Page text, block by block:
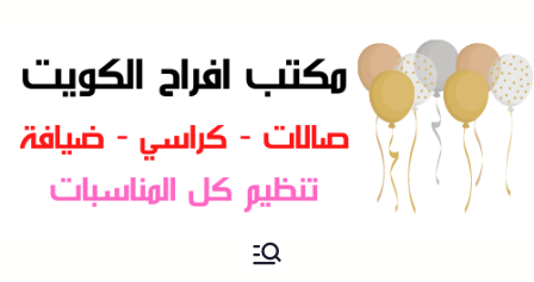
مكتب افراح و مناسبات و زواج و